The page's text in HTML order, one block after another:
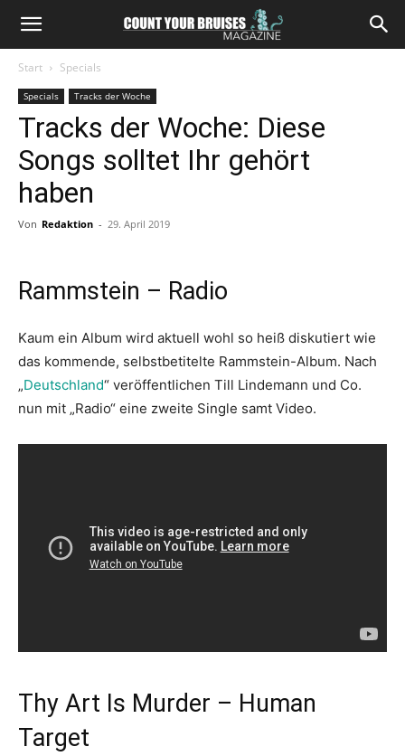
Start Specials
Specials Tracks der Woche
Tracks der Woche: Diese
Songs solltet Ihr gehört
haben
Von Redaktion - 29. April 2019
Rammstein – Radio
Kaum ein Album wird aktuell wohl so heiß diskutiert wie
das kommende, selbstbetitelte Rammstein-Album. Nach
„Deutschland“ veröffentlichen Till Lindemann und Co.
nun mit „Radio“ eine zweite Single samt Video.
Thy Art Is Murder – Human
Target